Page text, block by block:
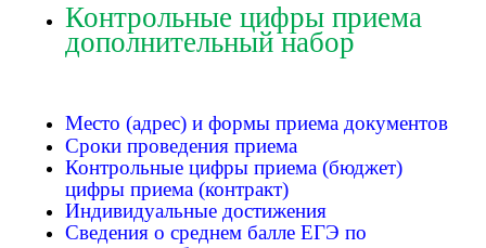
Контрольные цифры приема
дополнительный набор
Место (адрес) и формы приема документов
Сроки проведения приема
Контрольные цифры приема (бюджет)
цифры приема (контракт)
Индивидуальные достижения
Сведения о среднем балле ЕГЭ по